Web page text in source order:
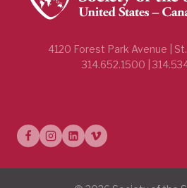
4120 Forest Park Avenue |
314.652.1500 |